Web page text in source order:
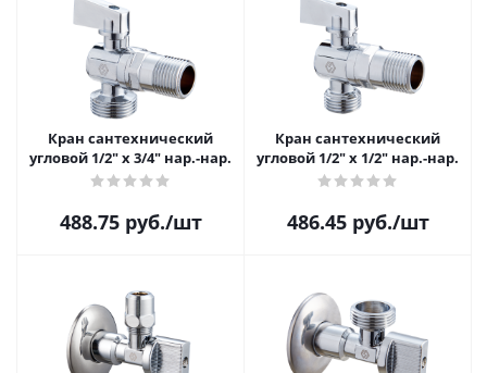
Кран сантехнический
угловой 1/2" х 3/4" нар.-нар.
488.75руб./шт
Кран сантехнический
угловой 1/2" х 1/2" нар.-нар.
486.45руб./шт